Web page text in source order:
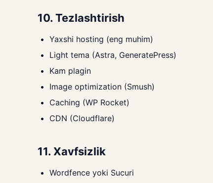
10. Tezlashtirish
Yaxshi hosting (eng muhim)
Light tema (Astra, GeneratePress)
Kam plagin
Image optimization (Smush)
Caching (WP Rocket)
CDN (Cloudflare)
11. Xavfsizlik
Wordfence yoki Sucuri